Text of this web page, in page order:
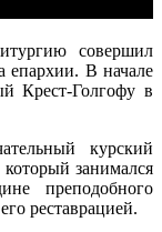
совершил
епархии. В начале
Крест-Голгофу в
курский
занимался
преподобного
реставрацией.